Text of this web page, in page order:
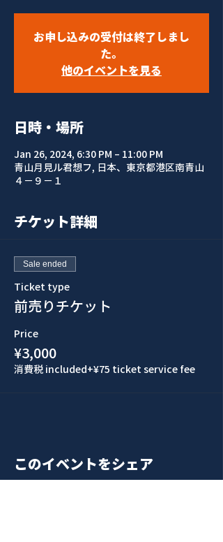
お申し込みの受付は終了しまし
た。
他のイベントを見る
日時・場所
Jan 26, 2024, 6:30 PM – 11:00 PM
青山月見ル君想フ, 日本、東京都港区南青山
４−９−１
チケット詳細
Sale ended
Ticket type
前売りチケット
Price
¥3,000
消費税 included+¥75 ticket service fee
このイベントをシェア